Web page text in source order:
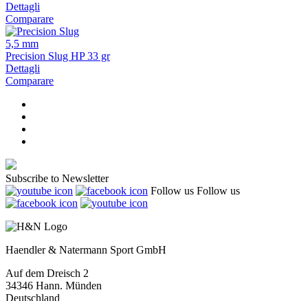
Dettagli
Comparare
5,5 mm
Precision Slug HP 33 gr
Dettagli
Comparare
Subscribe to Newsletter
Follow us Follow us
Haendler & Natermann Sport GmbH
Auf dem Dreisch 2
34346 Hann. Münden
Deutschland